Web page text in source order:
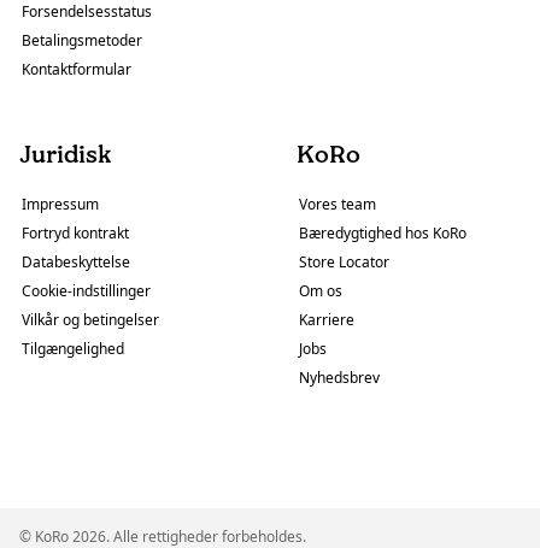
Forsendelsesstatus
Betalingsmetoder
Kontaktformular
Juridisk
Impressum
Fortryd kontrakt
Databeskyttelse
Cookie-indstillinger
Vilkår og betingelser
Tilgængelighed
KoRo
Vores team
Bæredygtighed hos KoRo
Store Locator
Om os
Karriere
Jobs
Nyhedsbrev
© KoRo 2026. Alle rettigheder forbeholdes.